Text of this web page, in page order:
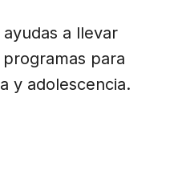
a llevar
para
y adolescencia.